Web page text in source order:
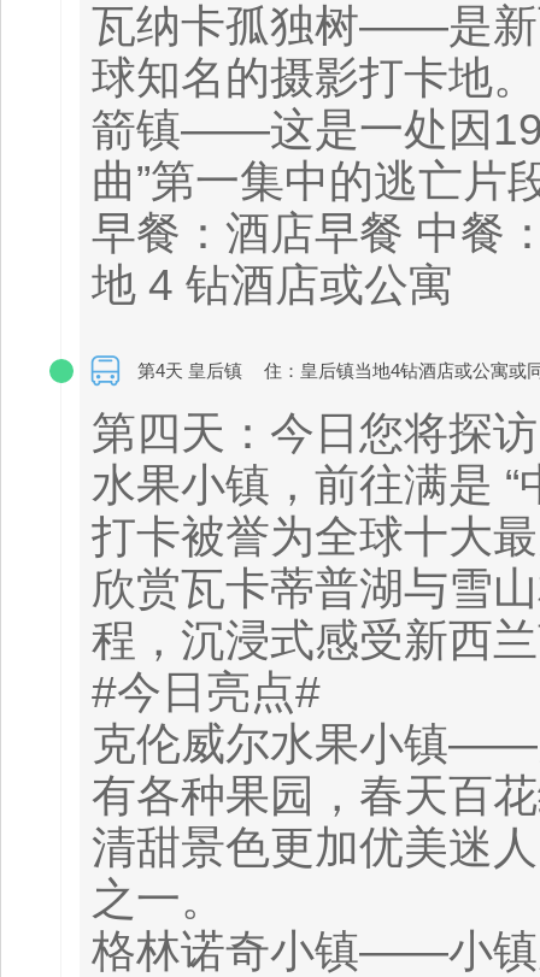
瓦纳卡孤独树——是新
球知名的摄影打卡地。
箭镇——这是一处因19
曲”第一集中的逃亡片
早餐：酒店早餐 中餐
地 4 钻酒店或公寓
第4天 皇后镇 住：皇后镇当地4钻酒店或公寓或
第四天：今日您将探
水果小镇，前往满是
打卡被誉为全球十大
欣赏瓦卡蒂普湖与雪
程，沉浸式感受新西
#今日亮点#
克伦威尔水果小镇——
有各种果园，春天百
清甜景色更加优美迷
之一。
格林诺奇小镇——小镇